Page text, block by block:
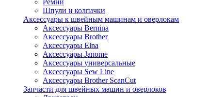
Ремни
Шпули и колпачки
Аксессуары к швейным машинам и оверлокам
Аксессуары Bernina
Аксессуары Brother
Аксессуары Elna
Аксессуары Janome
Аксессуары универсальные
Аксессуары Sew Line
Аксессуары Brother ScanCut
Запчасти для швейных машин и оверлоков